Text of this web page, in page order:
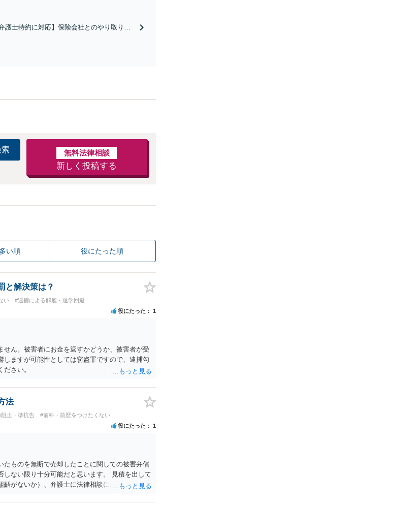
護士特約に対応】保険会社とのやり取り、
無料法律相談
新しく投稿する
い順 役にたった順
と解決策は？
い #逮捕による解雇・退学回避
役にたった 1
ん。被害者にお金を返すかどうか、被害者が受
ますが可能性としては窃盗罪ですので、逮捕勾
さい。
法
止・準抗告 #前科・前歴をつけたくない
役にたった 1
ものを無断で売却したことに関しての被害弁償
ない限り十分可能だと思います。 見積を出して
がないか）、弁護士に法律相談において助言を